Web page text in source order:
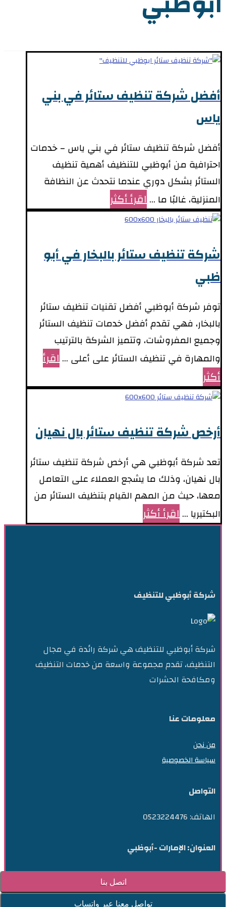
اتصل بنا
تواصل معنا عبر واتساب
أفضل شركة تنظيف ستائر في بني
ياس
أفضل شركة تنظيف ستائر في بني ياس – خدمات
احترافية من أبوظبي للتنظيف أهمية تنظيف
الستائر بشكل دوري عندما نتحدث عن النظافة
المنزلية، غالبًا ما ...اقرأ أكثر
شركة تنظيف ستائر بالبخار في أبو
ظبي
توفر شركة أبوظبي أفضل تقنيات تنظيف ستائر
بالبخار، فهي تقدم أفضل خدمات تنظيف الستائر
وجميع المفروشات، وتتميز الشركة بالترتيب
والمهارة في تنظيف الستائر على أعلى ...اقرأ
أكثر
أرخص شركة تنظيف ستائر بال نهيان
تعد شركة أبوظبي هي أرخص شركة تنظيف ستائر
بال نهيان، وذلك ما يشجع العملاء على التعامل
معها، حيث من المهم القيام بتنظيف الستائر من
البكتيريا ...اقرأ أكثر
شركة أبوظبي للتنظيف
شركة أبوظبي للتنظيف هي شركة رائدة في مجال
التنظيف، تقدم مجموعة واسعة من خدمات التنظيف
ومكافحة الحشرات
معلومات عنا
من نحن
سياسة الخصوصية
التواصل
الهاتف: 0523224476
العنوان: الإمارات -أبوظبي